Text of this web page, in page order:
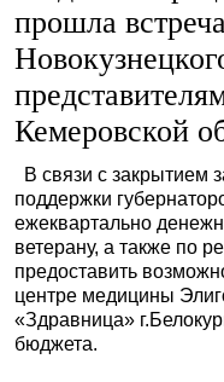
прошла
Кемеровской
В связи с закрытием
поддержки
ежеквартально
ветерану, а также по
предоставить
центре медицины
«Здравница»
бюджета.